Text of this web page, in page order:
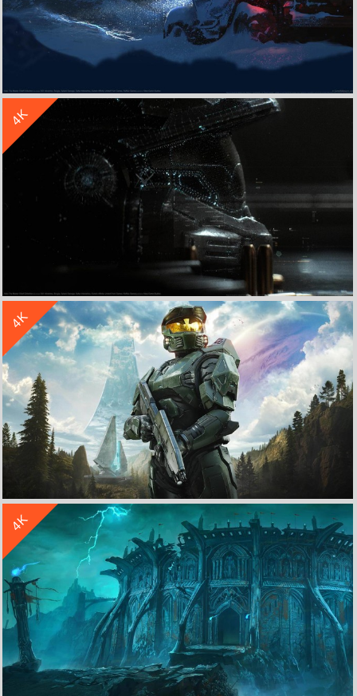
4K
《光环 士官长合集》4k高清壁纸
4K
光环士官长4k高清游戏壁纸
立 即 下 载
收 藏
4K
立 即 下 载
收 藏
立 即 下 载
收 藏